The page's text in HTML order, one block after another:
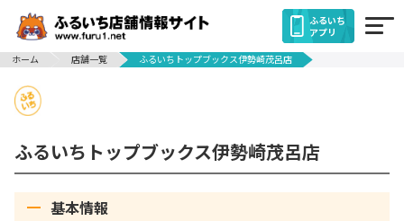
ふるいち
アプリ
ホーム
店舗一覧 ふるいちトップブックス伊勢崎茂呂店
ふるいちトップブックス伊勢崎茂呂店
基本情報